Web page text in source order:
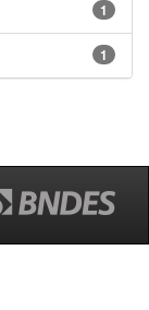
1
1